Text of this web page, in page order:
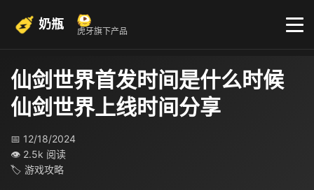
奶瓶 虎牙旗下产品
仙剑世界首发时间是什么时候
仙剑世界上线时间分享
📅 12/18/2024
👁 2.5k 阅读
🏷 游戏攻略